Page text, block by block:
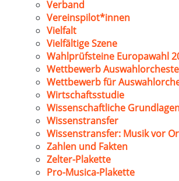
Verband
Vereinspilot*innen
Vielfalt
Vielfältige Szene
Wahlprüfsteine Europawahl
Wettbewerb
Wettbewerb für
Wirtschaftsstudie
Wissenschaftliche
Wissenstransfer
Wissenstransfer: Musik vor
Zahlen und Fakten
Zelter-Plakette
Pro-Musica-Plakette